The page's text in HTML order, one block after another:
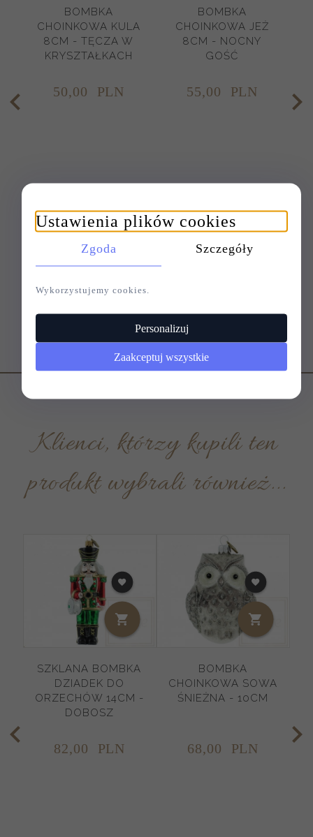
BOMBKA
CHOINKOWA KULA
8CM - TĘCZA W
KRYSZTAŁKACH
50,00 PLN
BOMBKA
CHOINKOWA JEŻ
8CM - NOCNY
GOŚĆ
55,00 PLN
Klienci, którzy kupili ten
produkt wybrali również...
SZKLANA BOMBKA
DZIADEK DO
ORZECHÓW 14CM -
DOBOSZ
82,00 PLN
BOMBKA
CHOINKOWA SOWA
ŚNIEŻNA - 10CM
68,00 PLN
Ustawienia plików cookies
Zgoda Szczegóły
Wykorzystujemy cookies.
Personalizuj
Zaakceptuj wszystkie